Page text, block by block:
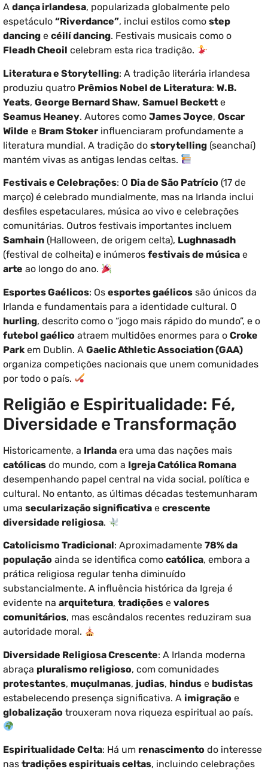
A dança irlandesa, popularizada globalmente pelo
espetáculo “Riverdance”, inclui estilos como step
dancing e céilí dancing. Festivais musicais como o
Fleadh Cheoil celebram esta rica tradição.
Literatura e Storytelling: A tradição literária irlandesa
produziu quatro Prêmios Nobel de Literatura: W.B.
Yeats, George Bernard Shaw, Samuel Beckett e
Seamus Heaney. Autores como James Joyce, Oscar
Wilde e Bram Stoker influenciaram profundamente a
literatura mundial. A tradição do storytelling (seanchaí)
mantém vivas as antigas lendas celtas.
Festivais e Celebrações: O Dia de São Patrício (17 de
março) é celebrado mundialmente, mas na Irlanda inclui
desfiles espetaculares, música ao vivo e celebrações
comunitárias. Outros festivais importantes incluem
Samhain (Halloween, de origem celta), Lughnasadh
(festival de colheita) e inúmeros festivais de música e
arte ao longo do ano.
Esportes Gaélicos: Os esportes gaélicos são únicos da
Irlanda e fundamentais para a identidade cultural. O
hurling, descrito como o “jogo mais rápido do mundo”, e o
futebol gaélico atraem multidões enormes para o Croke
Park em Dublin. A Gaelic Athletic Association (GAA)
organiza competições nacionais que unem comunidades
por todo o país.
Religião e Espiritualidade: Fé,
Diversidade e Transformação
Historicamente, a Irlanda era uma das nações mais
católicas do mundo, com a Igreja Católica Romana
desempenhando papel central na vida social, política e
cultural. No entanto, as últimas décadas testemunharam
uma secularização significativa e crescente
diversidade religiosa.
Catolicismo Tradicional: Aproximadamente 78% da
população ainda se identifica como católica, embora a
prática religiosa regular tenha diminuído
substancialmente. A influência histórica da Igreja é
evidente na arquitetura, tradições e valores
comunitários, mas escândalos recentes reduziram sua
autoridade moral.
Diversidade Religiosa Crescente: A Irlanda moderna
abraça pluralismo religioso, com comunidades
protestantes, muçulmanas, judias, hindus e budistas
estabelecendo presença significativa. A imigração e
globalização trouxeram nova riqueza espiritual ao país.
Espiritualidade Celta: Há um renascimento do interesse
nas tradições espirituais celtas, incluindo celebrações